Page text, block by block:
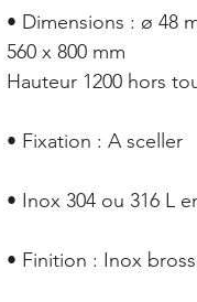
• Dimensions : ø 48
560 x 800 mm
Hauteur 1200 hors
• Fixation : A sceller
• Inox 304 ou 316 L
• Finition : Inox